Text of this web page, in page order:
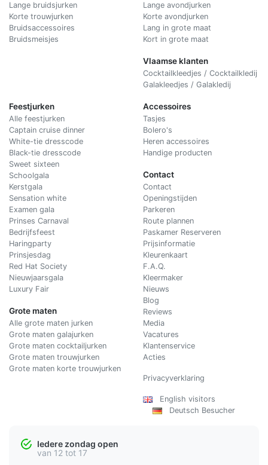
Lange bruidsjurken
Korte trouwjurken
Bruidsaccessoires
Bruidsmeisjes
Lange avondjurken
Korte avondjurken
Lang in grote maat
Kort in grote maat
Vlaamse klanten
Cocktailkleedjes / Cocktailkledij
Galakleedjes / Galakledij
Feestjurken
Alle feestjurken
Captain cruise dinner
White-tie dresscode
Black-tie dresscode
Sweet sixteen
Schoolgala
Kerstgala
Sensation white
Examen gala
Prinses Carnaval
Bedrijfsfeest
Haringparty
Prinsjesdag
Red Hat Society
Nieuwjaarsgala
Luxury Fair
Grote maten
Alle grote maten jurken
Grote maten galajurken
Grote maten cocktailjurken
Grote maten trouwjurken
Grote maten korte trouwjurken
Accessoires
Tasjes
Bolero's
Heren accessoires
Handige producten
Contact
Contact
Openingstijden
Parkeren
Route plannen
Paskamer Reserveren
Prijsinformatie
Kleurenkaart
F.A.Q.
Kleermaker
Nieuws
Blog
Reviews
Media
Vacatures
Klantenservice
Acties
Privacyverklaring
English visitors
Deutsch Besucher
Iedere zondag open
van 12 tot 17